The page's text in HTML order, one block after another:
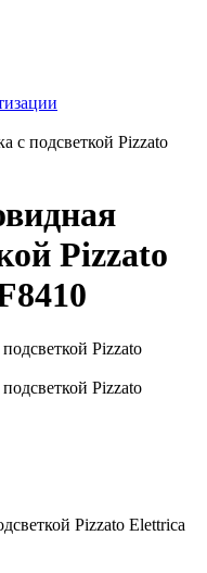
с подсветкой Pizzato
Pizzato
Pizzato Elettrica